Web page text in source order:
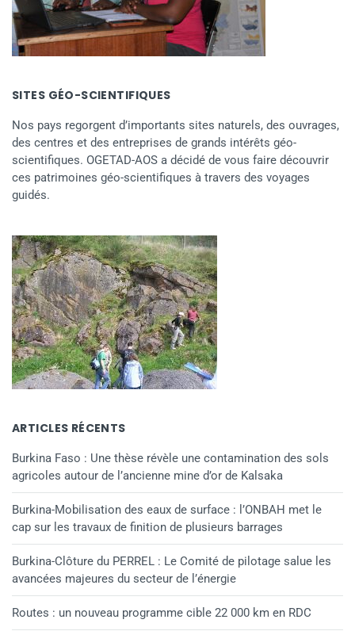
SITES GÉO-SCIENTIFIQUES
Nos pays regorgent d’importants sites naturels, des ouvrages,
des centres et des entreprises de grands intérêts géo-
scientifiques. OGETAD-AOS a décidé de vous faire découvrir
ces patrimoines géo-scientifiques à travers des voyages
guidés.
ARTICLES RÉCENTS
Burkina Faso : Une thèse révèle une contamination des sols
agricoles autour de l’ancienne mine d’or de Kalsaka
Burkina-Mobilisation des eaux de surface : l’ONBAH met le
cap sur les travaux de finition de plusieurs barrages
Burkina-Clôture du PERREL : Le Comité de pilotage salue les
avancées majeures du secteur de l’énergie
Routes : un nouveau programme cible 22 000 km en RDC